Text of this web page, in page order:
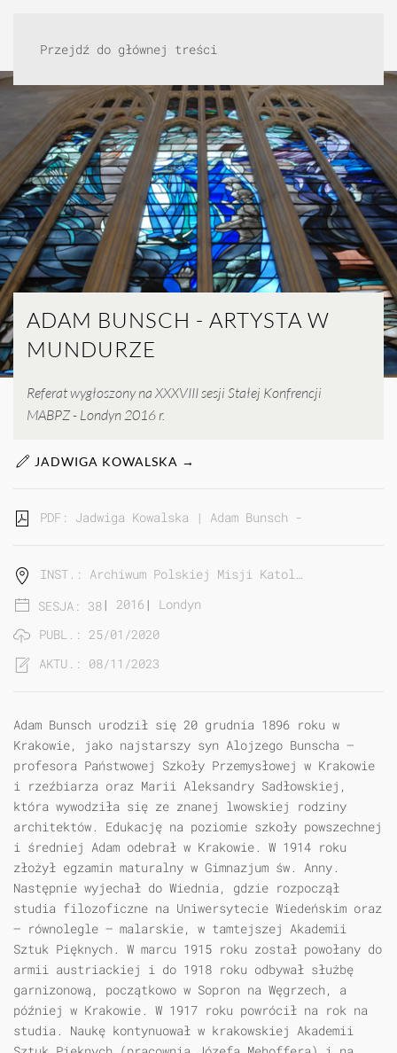
Przejdź do głównej treści
ADAM BUNSCH - ARTYSTA W
MUNDURZE
Referat wygłoszony na XXXVIII sesji Stałej Konfrencji
MABPZ - Londyn 2016 r.
Adam Bunsch urodził się 20 grudnia 1896 roku w
Krakowie, jako najstarszy syn Alojzego Bunscha —
profesora Państwowej Szkoły Przemysłowej w Krakowie
i rzeźbiarza oraz Marii Aleksandry Sadłowskiej,
która wywodziła się ze znanej lwowskiej rodziny
architektów. Edukację na poziomie szkoły powszechnej
i średniej Adam odebrał w Krakowie. W 1914 roku
złożył egzamin maturalny w Gimnazjum św. Anny.
Następnie wyjechał do Wiednia, gdzie rozpoczął
studia filozoficzne na Uniwersytecie Wiedeńskim oraz
— równolegle — malarskie, w tamtejszej Akademii
Sztuk Pięknych. W marcu 1915 roku został powołany do
armii austriackiej i do 1918 roku odbywał służbę
garnizonową, początkowo w Sopron na Węgrzech, a
później w Krakowie. W 1917 roku powrócił na rok na
studia. Naukę kontynuował w krakowskiej Akademii
JADWIGA KOWALSKA →
PDF: Jadwiga Kowalska | Adam Bunsch - artysta w
INST.: Archiwum Polskiej Misji Katol…
SESJA: 38| 2016 | Londyn
PUBL.: 25/01/2020
AKTU.: 08/11/2023